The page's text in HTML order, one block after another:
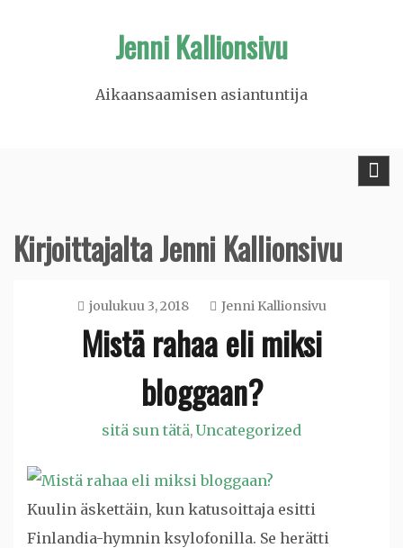
Jenni Kallionsivu
Aikaansaamisen asiantuntija
KirjoittajaltaJenni Kallionsivu
joulukuu 3, 2018 Jenni Kallionsivu
Mistä rahaa eli miksi
bloggaan?
sitä sun tätä, Uncategorized
Kuulin äskettäin, kun katusoittaja esitti
Finlandia-hymnin ksylofonilla. Se herätti